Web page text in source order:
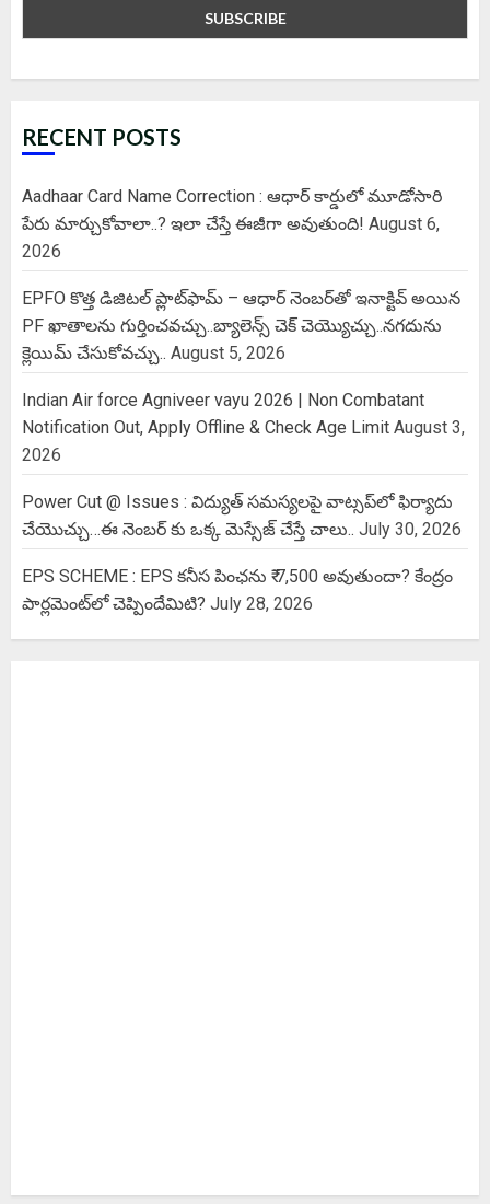
RECENT POSTS
Aadhaar Card Name Correction : ఆధార్ కార్డులో మూడోసారి
పేరు మార్చుకోవాలా..? ఇలా చేస్తే ఈజీగా అవుతుంది! August 6,
2026
EPFO కొత్త డిజిటల్ ప్లాట్‌ఫామ్‌ – ఆధార్ నెంబర్‌తో ఇనాక్టివ్ అయిన
PF ఖాతాలను గుర్తించవచ్చు..బ్యాలెన్స్ చెక్ చెయ్యొచ్చు..నగదును
క్లెయిమ్ చేసుకోవచ్చు.. August 5, 2026
Indian Air force Agniveer vayu 2026 | Non Combatant
Notification Out, Apply Offline & Check Age Limit August 3,
2026
Power Cut @ Issues : విద్యుత్ సమస్యలపై వాట్సప్‌లో ఫిర్యాదు
చేయొచ్చు…ఈ నెంబర్ కు ఒక్క మెస్సేజ్ చేస్తే చాలు.. July 30, 2026
EPS SCHEME : EPS కనీస పింఛను ₹ 7,500 అవుతుందా? కేంద్రం
పార్లమెంట్‌లో చెప్పిందేమిటి? July 28, 2026